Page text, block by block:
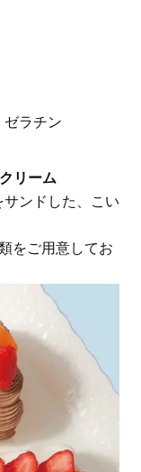
ゼラチン
リーム
ンドした、こい
をご用意してお